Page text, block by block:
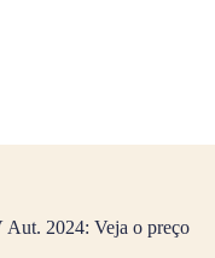
2024: Veja o preço